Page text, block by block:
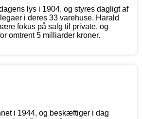
lys i 1904, og styres dagligt af
i deres 33 varehuse. Harald
fokus på salg til private, og
omtrent 5 milliarder kroner.
i 1944, og beskæftiger i dag